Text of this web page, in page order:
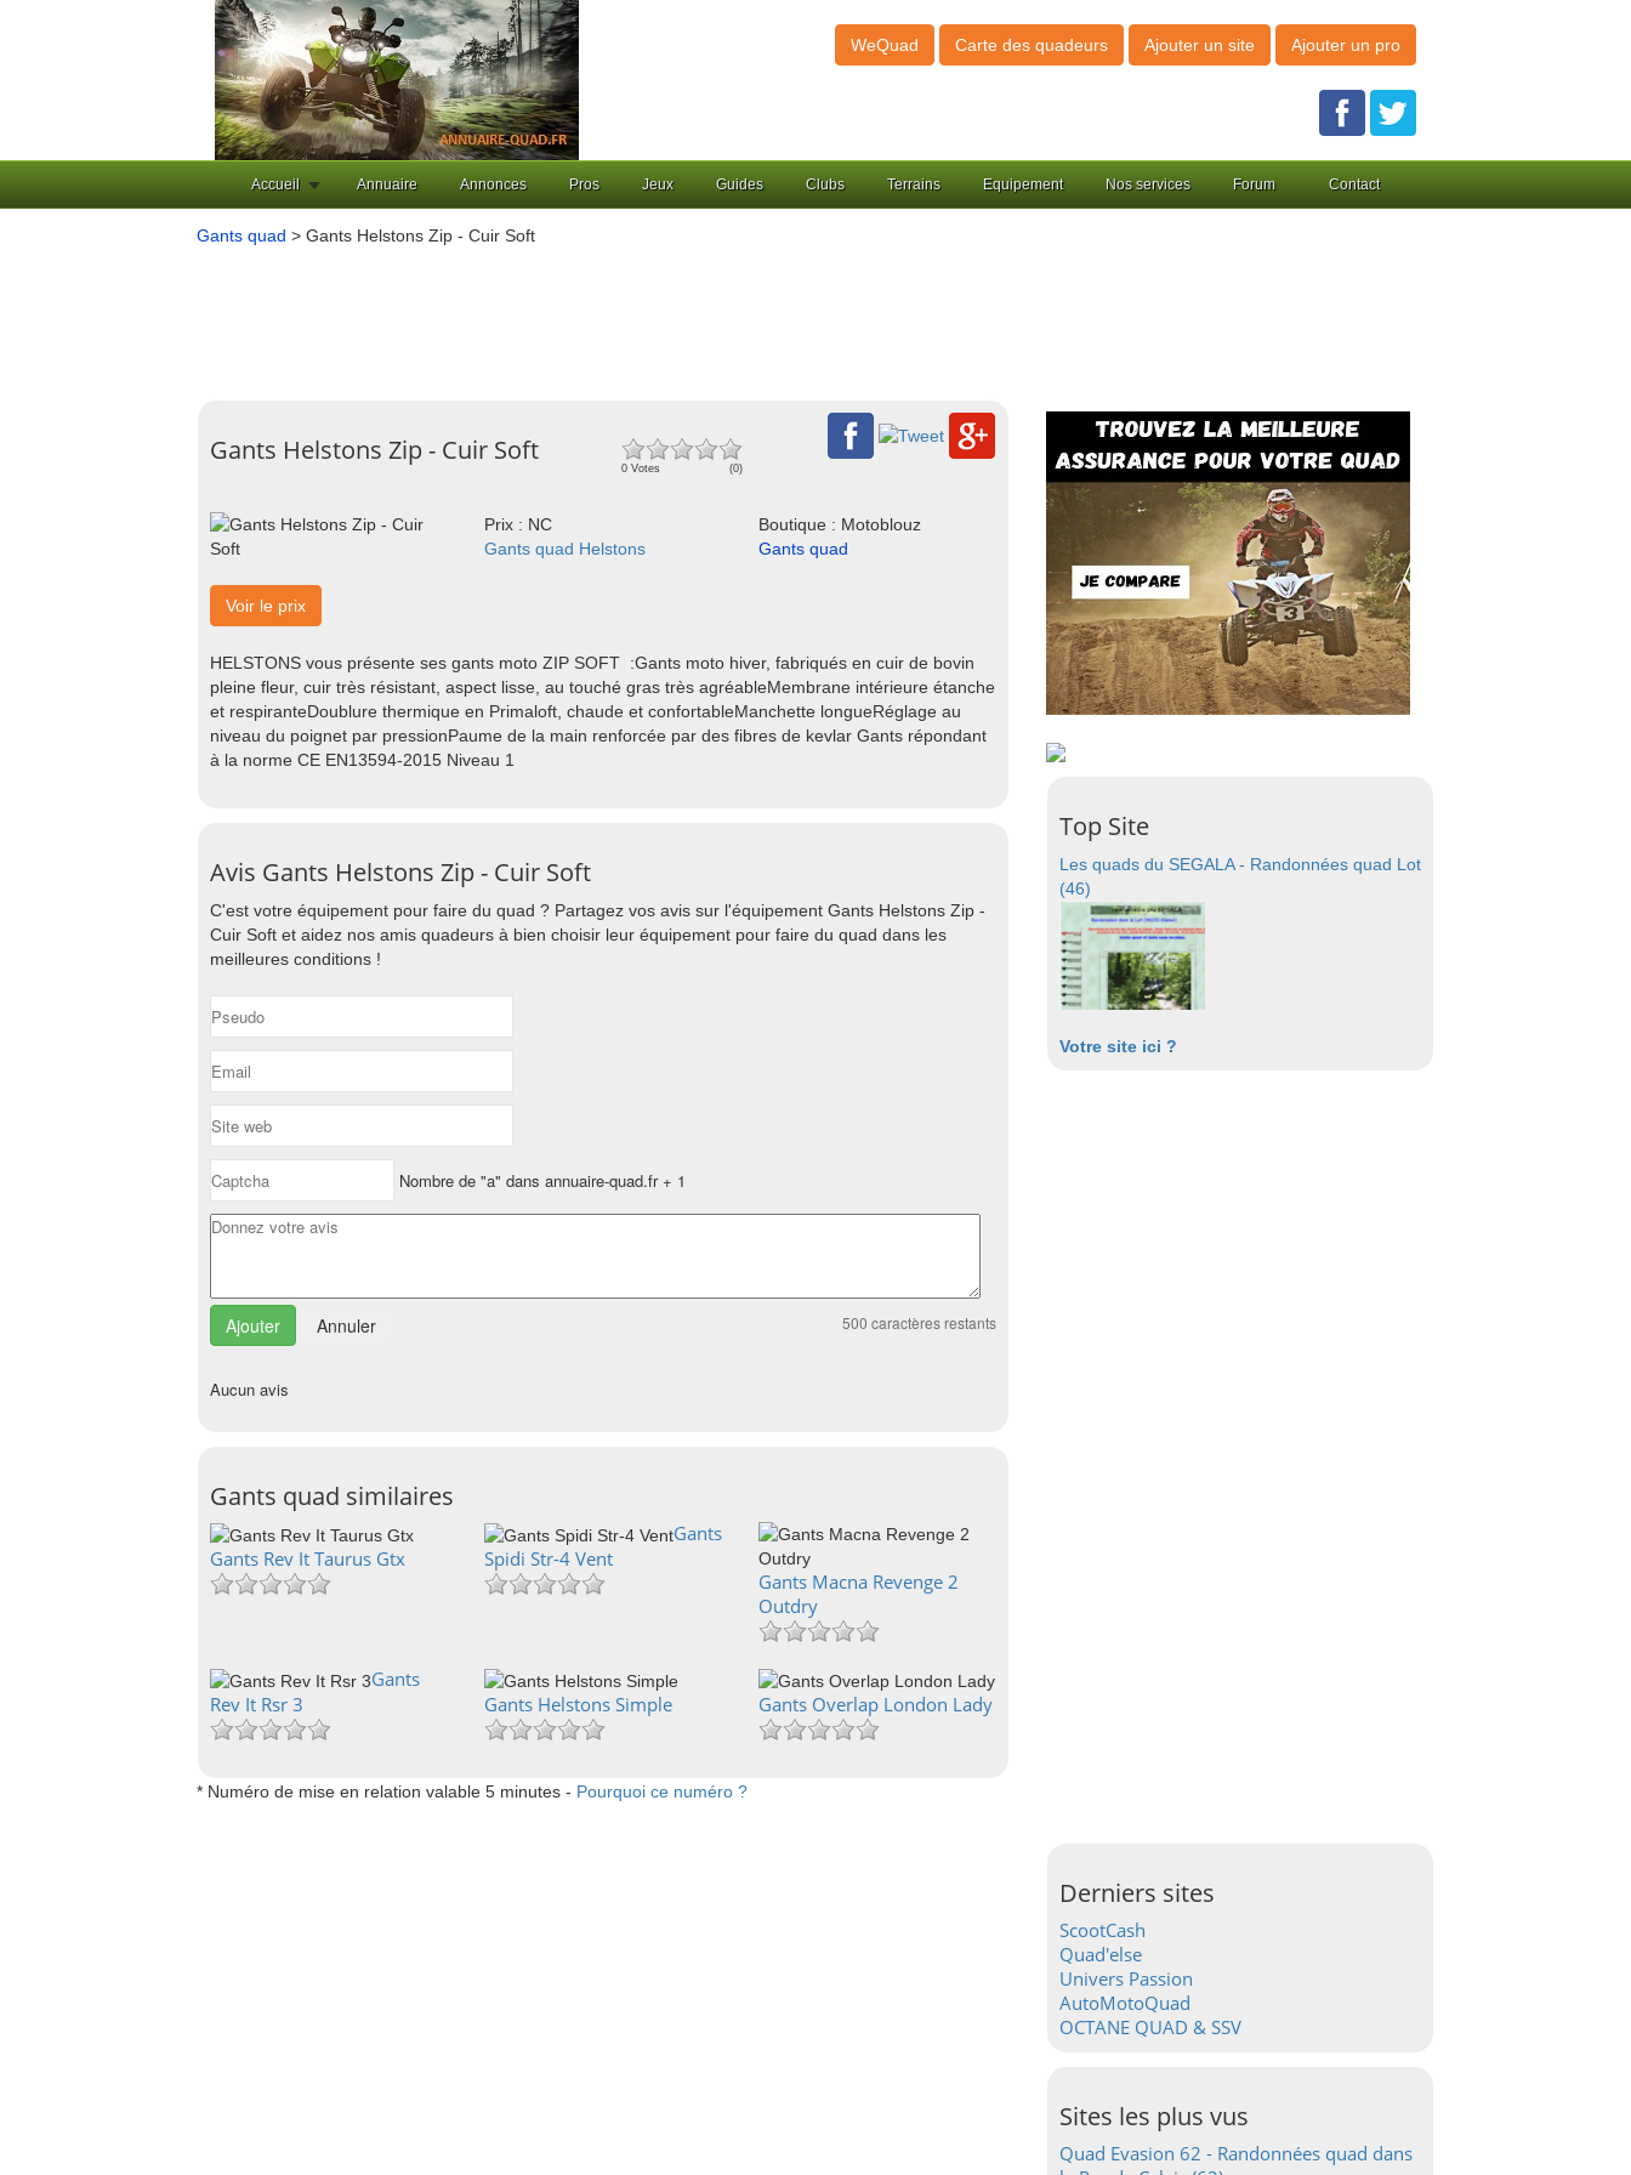
WeQuad Carte des quadeurs Ajouter un site Ajouter un pro
Accueil Annuaire Annonces Pros Jeux Guides Clubs Terrains Equipement Nos services Forum Contact
Gants quad > Gants Helstons Zip - Cuir Soft
Gants Helstons Zip - Cuir Soft
0 Votes (0)
Prix : NC
Boutique : Motoblouz
Gants quad Helstons
Gants quad
Voir le prix
HELSTONS vous présente ses gants moto ZIP SOFT :Gants moto hiver, fabriqués en cuir de bovin
pleine fleur, cuir très résistant, aspect lisse, au touché gras très agréableMembrane intérieure étanche
et respiranteDoublure thermique en Primaloft, chaude et confortableManchette longueRéglage au
niveau du poignet par pressionPaume de la main renforcée par des fibres de kevlar Gants répondant
à la norme CE EN13594-2015 Niveau 1
Avis Gants Helstons Zip - Cuir Soft
C'est votre équipement pour faire du quad ? Partagez vos avis sur l'équipement Gants Helstons Zip -
Cuir Soft et aidez nos amis quadeurs à bien choisir leur équipement pour faire du quad dans les
meilleures conditions !
Nombre de "a" dans annuaire-quad.fr + 1
Annuler 500 caractères restants
Aucun avis
Gants quad similaires
Gants Rev It Taurus Gtx
Gants
Spidi Str-4 Vent
Gants Macna Revenge 2
Outdry
Gants
Rev It Rsr 3
Gants Helstons Simple Gants Overlap London Lady
* Numéro de mise en relation valable 5 minutes - Pourquoi ce numéro ?
Top Site
Les quads du SEGALA - Randonnées quad Lot
(46)
Votre site ici ?
Derniers sites
ScootCash
Quad'else
Univers Passion
AutoMotoQuad
OCTANE QUAD & SSV
Sites les plus vus
Quad Evasion 62 - Randonnées quad dans